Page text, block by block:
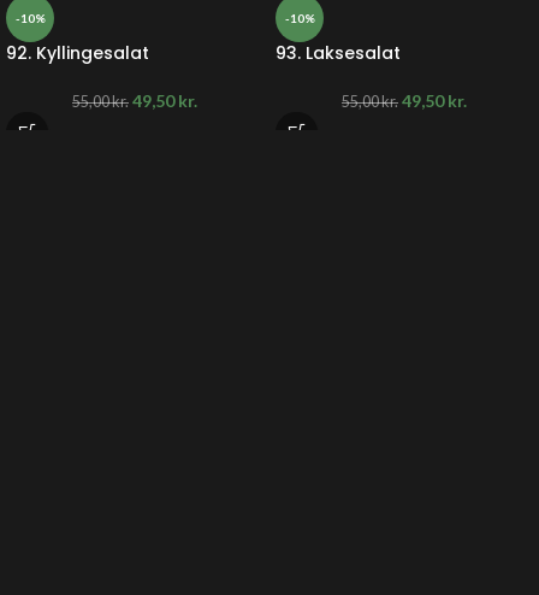
-10%
92. Kyllingesalat
55,00kr. 49,50kr.
-10%
93. Laksesalat
55,00kr. 49,50kr.